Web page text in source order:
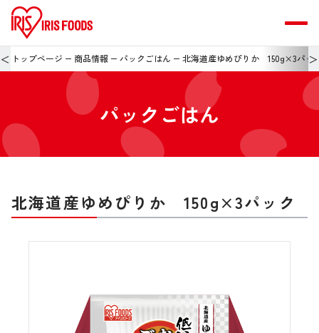
＜ トップページ 商品情報 パックごはん 北海道産ゆめぴりか 150g×3パッ＞
パックごはん
北海道産ゆめぴりか 150g×3パック